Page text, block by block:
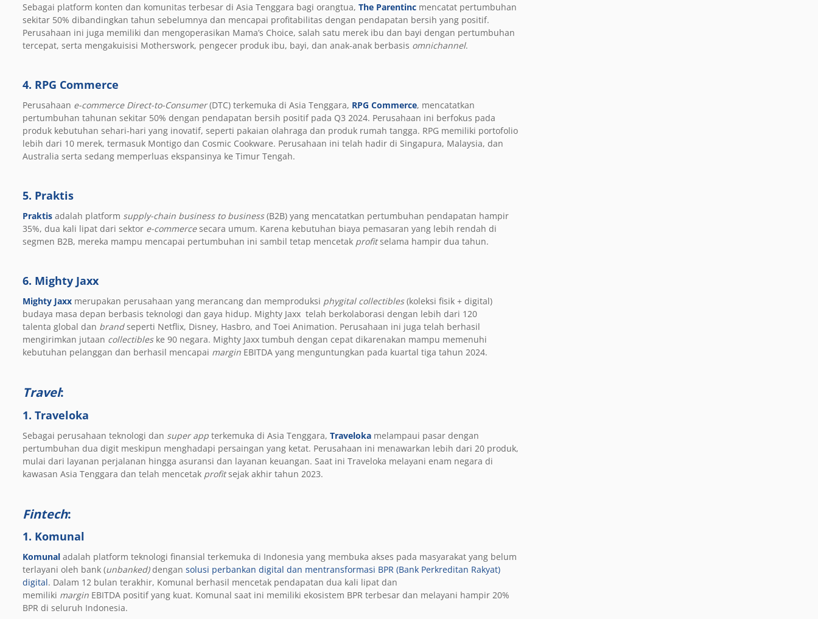
Sebagai platform konten dan komunitas terbesar di Asia Tenggara bagi orangtua, The Parentinc mencatat pertumbuhan
sekitar 50% dibandingkan tahun sebelumnya dan mencapai profitabilitas dengan pendapatan bersih yang positif.
Perusahaan ini juga memiliki dan mengoperasikan Mama’s Choice, salah satu merek ibu dan bayi dengan pertumbuhan
tercepat, serta mengakuisisi Motherswork, pengecer produk ibu, bayi, dan anak-anak berbasis omnichannel.
4. RPG Commerce
Perusahaan e-commerce Direct-to-Consumer(DTC) terkemuka di Asia Tenggara, RPG Commerce, mencatatkan
pertumbuhan tahunan sekitar 50% dengan pendapatan bersih positif pada Q3 2024. Perusahaan ini berfokus pada
produk kebutuhan sehari-hari yang inovatif, seperti pakaian olahraga dan produk rumah tangga. RPG memiliki portofolio
lebih dari 10 merek, termasuk Montigo dan Cosmic Cookware. Perusahaan ini telah hadir di Singapura, Malaysia, dan
Australia serta sedang memperluas ekspansinya ke Timur Tengah.
5. Praktis
Praktis adalah platform supply-chain business to business(B2B) yang mencatatkan pertumbuhan pendapatan hampir
35%, dua kali lipat dari sektor e-commercesecara umum. Karena kebutuhan biaya pemasaran yang lebih rendah di
segmen B2B, mereka mampu mencapai pertumbuhan ini sambil tetap mencetak profitselama hampir dua tahun.
6. Mighty Jaxx
Mighty Jaxx merupakan perusahaan yang merancang dan memproduksi phygital collectibles(koleksi fisik + digital)
budaya masa depan berbasis teknologi dan gaya hidup. Mighty Jaxx telah berkolaborasi dengan lebih dari 120
talenta global dan brandseperti Netflix, Disney, Hasbro, and Toei Animation. Perusahaan ini juga telah berhasil
mengirimkan jutaan collectibles ke 90 negara. Mighty Jaxx tumbuh dengan cepat dikarenakan mampu memenuhi
kebutuhan pelanggan dan berhasil mencapai margin EBITDA yang menguntungkan pada kuartal tiga tahun 2024.
Travel:
1. Traveloka
Sebagai perusahaan teknologi dan super app terkemuka di Asia Tenggara, Traveloka melampaui pasar dengan
pertumbuhan dua digit meskipun menghadapi persaingan yang ketat. Perusahaan ini menawarkan lebih dari 20 produk,
mulai dari layanan perjalanan hingga asuransi dan layanan keuangan. Saat ini Traveloka melayani enam negara di
kawasan Asia Tenggara dan telah mencetak profitsejak akhir tahun 2023.
Fintech:
1. Komunal
Komunal adalah platform teknologi finansial terkemuka di Indonesia yang membuka akses pada masyarakat yang belum
terlayani oleh bank (unbanked)dengan solusi perbankan digital dan mentransformasi BPR (Bank Perkreditan Rakyat)
digital. Dalam 12 bulan terakhir, Komunal berhasil mencetak pendapatan dua kali lipat dan
memiliki margin EBITDA positif yang kuat. Komunal saat ini memiliki ekosistem BPR terbesar dan melayani hampir 20%
BPR di seluruh Indonesia.